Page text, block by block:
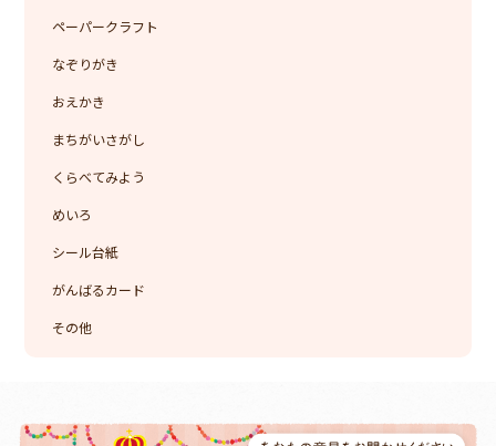
ペーパークラフト
なぞりがき
おえかき
まちがいさがし
くらべてみよう
めいろ
シール台紙
がんばるカード
その他